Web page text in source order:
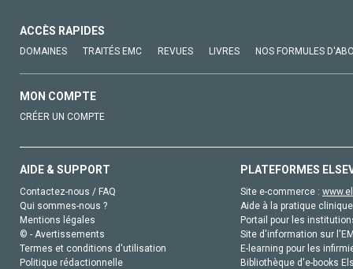
ACCÈS RAPIDES
DOMAINES TRAITÉS EMC REVUES LIVRES NOS FORMULES
MON COMPTE
CRÉER UN COMPTE
AIDE & SUPPORT
Contactez-nous / FAQ
Qui sommes-nous ?
Mentions légales
© - Avertissements
Termes et conditions d'utilisation
Politique rédactionnelle
PLATEFORMES
Site e-commerce :
Aide à la pratique
Portail pour les
Site d'information sur
E-learning pour les
Bibliothèque d'e-books